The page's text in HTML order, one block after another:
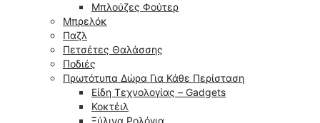
Μπλούζες Φούτερ
Μπρελόκ
Παζλ
Πετσέτες Θαλάσσης
Ποδιές
Πρωτότυπα Δώρα Για Κάθε Περίσταση
Είδη Τεχνολογίας – Gadgets
Κοκτέιλ
Ξύλινα Ρολόγια